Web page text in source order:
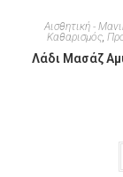
Αισθητική -
Καθαρισμός,
Λάδι Μασάζ